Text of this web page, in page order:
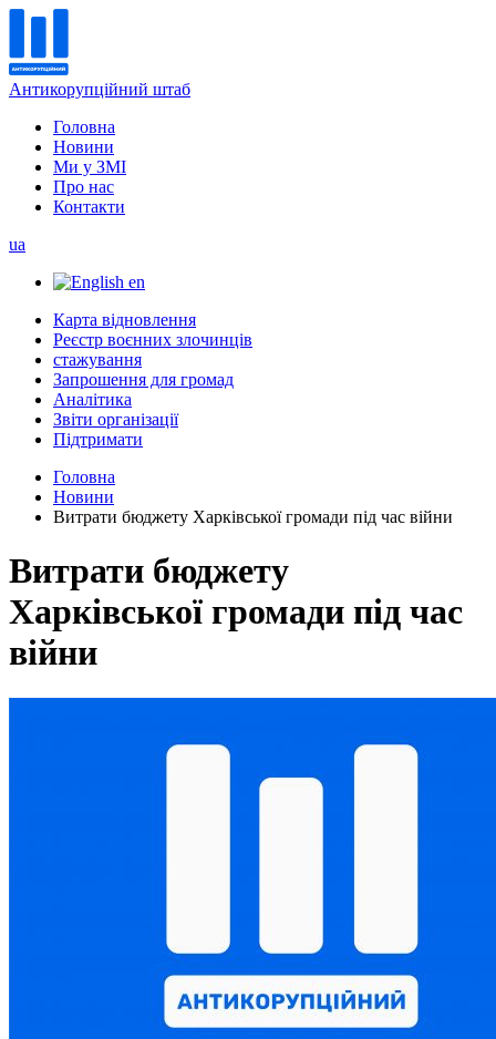
Антикорупційний штаб
Головна
Новини
Ми у ЗМІ
Про нас
Контакти
ua
en
Карта відновлення
Реєстр воєнних злочинців
стажування
Запрошення для громад
Аналітика
Звіти організації
Підтримати
Головна
Новини
Витрати бюджету Харківської громади під час війни
Витрати бюджету
Харківської громади під час
війни